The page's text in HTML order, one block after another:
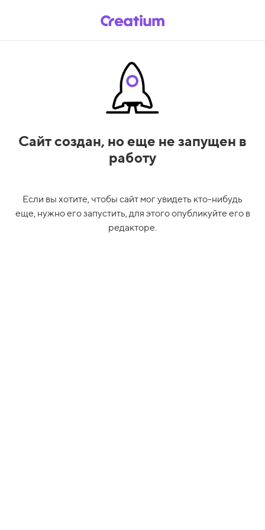
Сайт создан, но еще не запущен в
работу
Если вы хотите, чтобы сайт мог увидеть кто-нибудь
еще, нужно его запустить, для этого опубликуйте его в
редакторе.